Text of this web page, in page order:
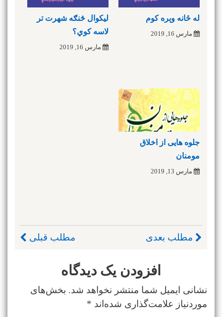
له ځانه وېره کوم
مارس 16, 2019
ليکوال څنګه شهرت تر
لاسه کوي؟
مارس 16, 2019
جلوه هایی از اخلاق
مومنان
مارس 13, 2019
مطلب قبلی مطلب بعدی
افزودن یک دیدگاه
نشانی ایمیل شما منتشر نخواهد شد. بخش‌های
موردنیاز علامت‌گذاری شده‌اند *